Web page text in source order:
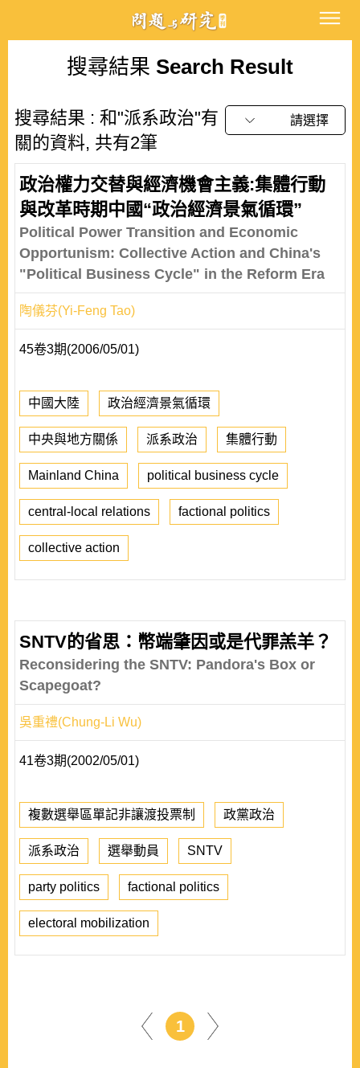
搜尋結果 Search Result
搜尋結果 : 和"派系政治"有
關的資料, 共有2筆
請選擇
政治權力交替與經濟機會主義:集體行動
與改革時期中國“政治經濟景氣循環”
Political Power Transition and Economic
Opportunism: Collective Action and China's
"Political Business Cycle" in the Reform Era
陶儀芬(Yi-Feng Tao)
45卷3期(2006/05/01)
中國大陸 政治經濟景氣循環
中央與地方關係 派系政治 集體行動
Mainland China political business cycle
central-local relations factional politics
collective action
SNTV的省思：幣端肇因或是代罪羔羊？
Reconsidering the SNTV: Pandora's Box or
Scapegoat?
吳重禮(Chung-Li Wu)
41卷3期(2002/05/01)
複數選舉區單記非讓渡投票制 政黨政治
派系政治 選舉動員 SNTV
party politics factional politics
electoral mobilization
1